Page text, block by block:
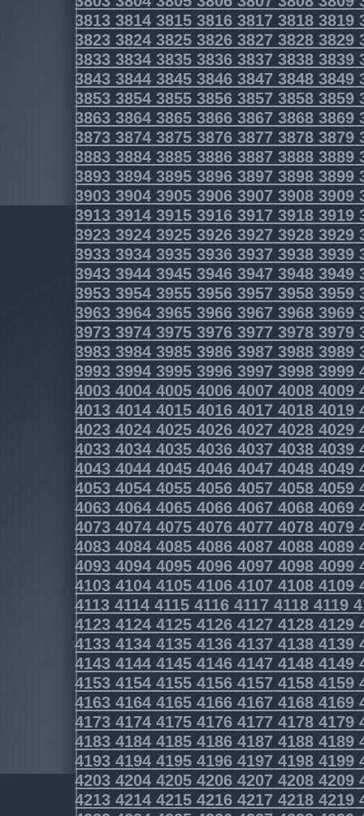
3813 3814 3815 3816 3817 3818 3819
3823 3824 3825 3826 3827 3828 3829
3833 3834 3835 3836 3837 3838 3839
3843 3844 3845 3846 3847 3848 3849
3853 3854 3855 3856 3857 3858 3859
3863 3864 3865 3866 3867 3868 3869
3873 3874 3875 3876 3877 3878 3879
3883 3884 3885 3886 3887 3888 3889
3893 3894 3895 3896 3897 3898 3899
3903 3904 3905 3906 3907 3908 3909
3913 3914 3915 3916 3917 3918 3919
3923 3924 3925 3926 3927 3928 3929
3933 3934 3935 3936 3937 3938 3939
3943 3944 3945 3946 3947 3948 3949
3953 3954 3955 3956 3957 3958 3959
3963 3964 3965 3966 3967 3968 3969
3973 3974 3975 3976 3977 3978 3979
3983 3984 3985 3986 3987 3988 3989
3993 3994 3995 3996 3997 3998 3999
4003 4004 4005 4006 4007 4008 4009
4013 4014 4015 4016 4017 4018 4019
4023 4024 4025 4026 4027 4028 4029
4033 4034 4035 4036 4037 4038 4039
4043 4044 4045 4046 4047 4048 4049
4053 4054 4055 4056 4057 4058 4059
4063 4064 4065 4066 4067 4068 4069
4073 4074 4075 4076 4077 4078 4079
4083 4084 4085 4086 4087 4088 4089
4093 4094 4095 4096 4097 4098 4099
4103 4104 4105 4106 4107 4108 4109
4113 4114 4115 4116 4117 4118 4119
4123 4124 4125 4126 4127 4128 4129
4133 4134 4135 4136 4137 4138 4139
4143 4144 4145 4146 4147 4148 4149
4153 4154 4155 4156 4157 4158 4159
4163 4164 4165 4166 4167 4168 4169
4173 4174 4175 4176 4177 4178 4179
4183 4184 4185 4186 4187 4188 4189
4193 4194 4195 4196 4197 4198 4199
4203 4204 4205 4206 4207 4208 4209
4213 4214 4215 4216 4217 4218 4219